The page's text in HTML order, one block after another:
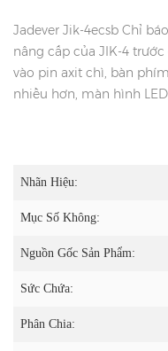
Jadever Jik-4ecsb Chỉ
nâng cấp của JIK-4
vào pin axit chì, bàn
nhiều hơn, màn hình
Nhãn Hiệu:
Mục Số Không:
Nguồn Gốc Sản Phẩm:
Sức Chứa:
Phân Chia: